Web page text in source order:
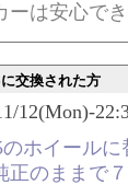
ーは安心で
交換された方
12(Mon)-
のホイール
正のままで